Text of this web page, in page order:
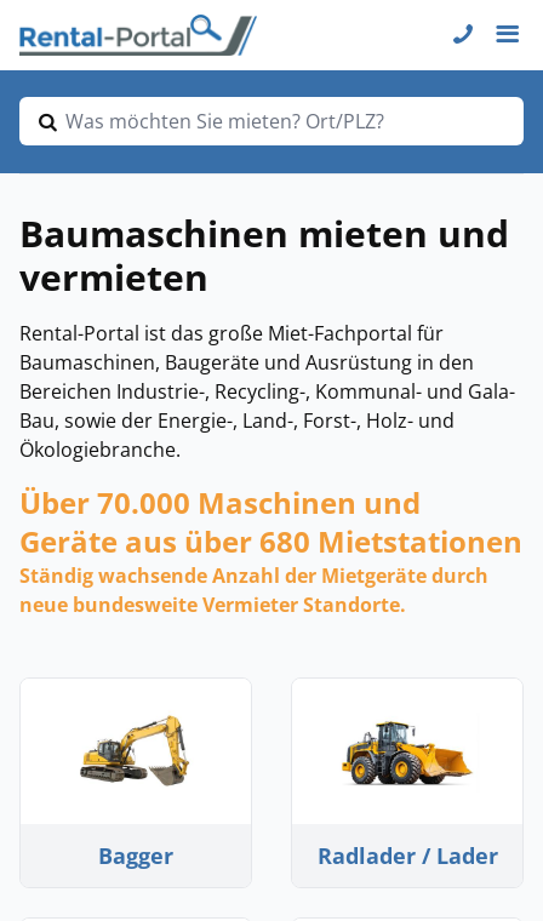
Was möchten Sie mieten? Ort/PLZ?
Baumaschinen mieten und
vermieten
Rental-Portal ist das große Miet-Fachportal für
Baumaschinen, Baugeräte und Ausrüstung in den
Bereichen Industrie-, Recycling-, Kommunal- und Gala-
Bau, sowie der Energie-, Land-, Forst-, Holz- und
Ökologiebranche.
Über 70.000 Maschinen und
Geräte aus über 680 Mietstationen
Ständig wachsende Anzahl der Mietgeräte durch
neue bundesweite Vermieter Standorte.
Bagger Radlader / Lader